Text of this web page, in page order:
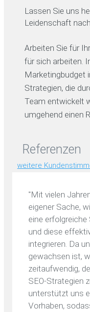
Lassen Sie uns
Leidenschaft
Arbeiten Sie für
für sich arbeiten.
Marketingbudget
Strategien, die
Team entwickelt
umgehend einen
Referenzen
weitere
"Mit vielen
eigener Sache,
eine erfolgreiche
und diese
integrieren. Da
gewachsen ist,
zeitaufwendig,
SEO-Strategien
unterstützt uns
Vorhaben,